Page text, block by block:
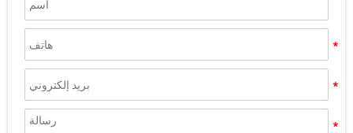
ألاندس يدعوك للتوقيع على موقع الصين 2025
هل تبحث عن "ألواح أكريليك بالقرب مني"؟ اختر ألاندس
للاستفادة من ميزة الشراء بالجملة
الدليل النهائي لتقطيع ألواح الأكريليك: التقنيات والأدوات